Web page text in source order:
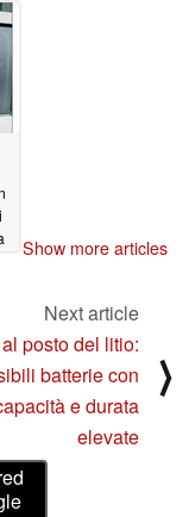
2024
Show more articles
Next article
posto del litio:
batterie con
e durata
elevate
⟩